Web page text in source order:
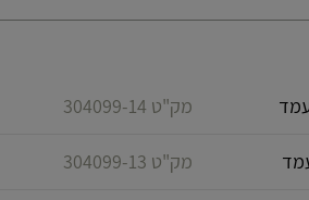
מק"ט 304099-14
מק"ט 304099-13